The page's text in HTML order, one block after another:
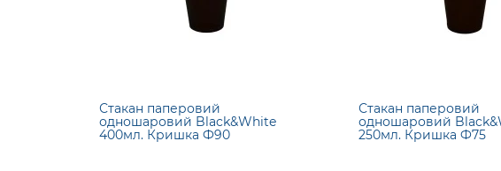
Стакан паперовий
одношаровий Black&White
400мл. Кришка Ф90
Стакан паперовий
одношаровий
250мл. Кришка Ф75